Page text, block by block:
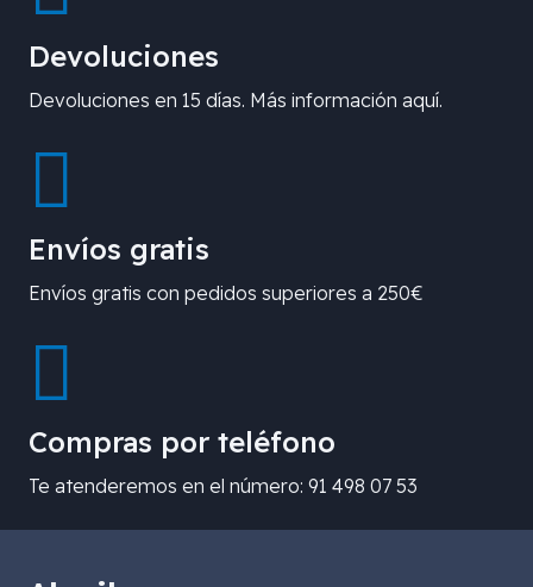
Devoluciones
Devoluciones en 15 días. Más información aquí.
Envíos gratis
Envíos gratis con pedidos superiores a 250€
Compras por teléfono
Te atenderemos en el número: 91 498 07 53